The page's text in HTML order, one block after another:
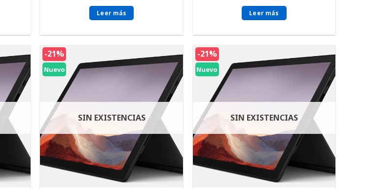
Leer más Leer más
-21%
Nuevo
SIN EXISTENCIAS
-21%
Nuevo
SIN EXISTENCIAS